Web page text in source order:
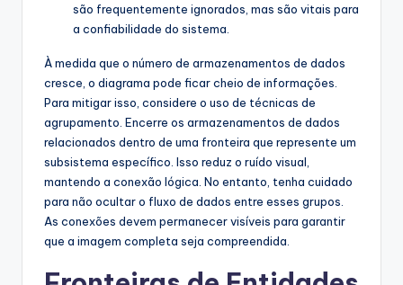
são frequentemente ignorados, mas são vitais para
a confiabilidade do sistema.
À medida que o número de armazenamentos de dados
cresce, o diagrama pode ficar cheio de informações.
Para mitigar isso, considere o uso de técnicas de
agrupamento. Encerre os armazenamentos de dados
relacionados dentro de uma fronteira que represente um
subsistema específico. Isso reduz o ruído visual,
mantendo a conexão lógica. No entanto, tenha cuidado
para não ocultar o fluxo de dados entre esses grupos.
As conexões devem permanecer visíveis para garantir
que a imagem completa seja compreendida.